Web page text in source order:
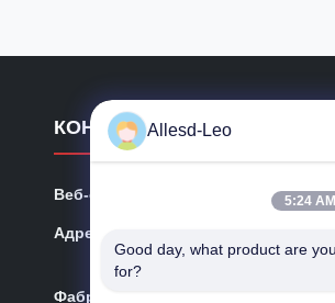
КОНТАКТНЫЕ ДАННЫЕ
Веб-сайт: esdsafematerials.com
Адрес:
жоу, провинция Цзянсу,
Фабрика:
Allesd-Leo
5:24 AM
Good day, what product are
for?